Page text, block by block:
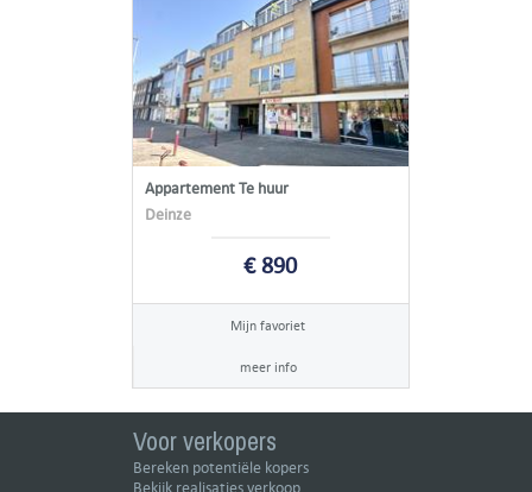
Appartement Te huur
Deinze
€ 890
Mijn favoriet
meer info
Voor verkopers
Bereken potentiële kopers